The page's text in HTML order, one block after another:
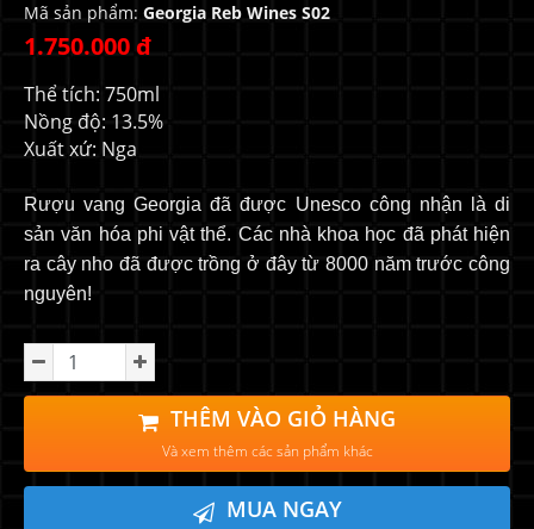
Mã sản phẩm: Georgia Reb Wines S02
1.750.000 đ
Thể tích: 750ml
Nồng độ: 13.5%
Xuất xứ: Nga
Rượu vang Georgia đã được Unesco công nhận là di
sản văn hóa phi vật thể. Các nhà khoa học đã phát hiện
ra cây nho đã được trồng ở đây từ 8000 năm trước công
nguyên!
THÊM VÀO GIỎ HÀNG
Và xem thêm các sản phẩm khác
MUA NGAY